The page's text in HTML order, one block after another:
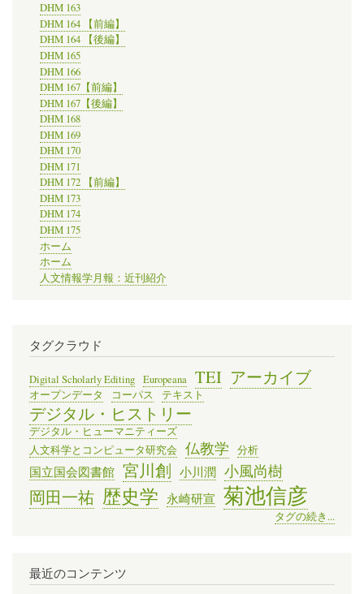
DHM 163
DHM 164 【前編】
DHM 164 【後編】
DHM 165
DHM 166
DHM 167【前編】
DHM 167【後編】
DHM 168
DHM 169
DHM 170
DHM 171
DHM 172 【前編】
DHM 173
DHM 174
DHM 175
ホーム
ホーム
人文情報学月報：近刊紹介
タグクラウド
Digital Scholarly Editing Europeana TEI アーカイブ
オープンデータ コーパス テキスト
デジタル・ヒストリー
デジタル・ヒューマニティーズ
人文科学とコンピュータ研究会
仏教学 分析
国立国会図書館 宮川創 小川潤 小風尚樹
岡田一祐 歴史学 永崎研宣 菊池信彦
タグの続き...
最近のコンテンツ